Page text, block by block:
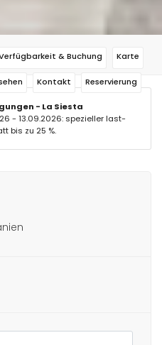
& Buchung Karte
Kontakt Reservierung
- La Siesta
- 13.09.2026: spezieller last-
bis zu 25 %.